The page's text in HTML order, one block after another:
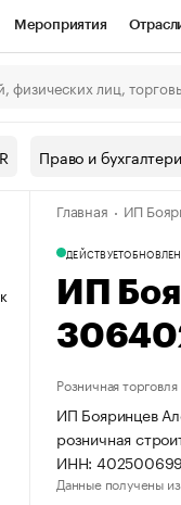
Мероприятия
Спецпроекты
Рынок наличной валюты
Право и
Главная ИП
ДЕЙСТВУЕТ
ИП
Розничная торговля
ИП Бояринцев
розничная
ИНН:
Данные получены